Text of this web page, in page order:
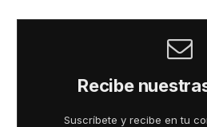
Recibe
Suscríbete y recibe en tu